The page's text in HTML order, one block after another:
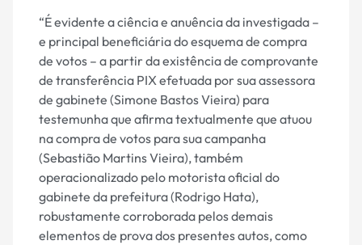
“É evidente a ciência e anuência da investigada –
e principal beneficiária do esquema de compra
de votos – a partir da existência de comprovante
de transferência PIX efetuada por sua assessora
de gabinete (Simone Bastos Vieira) para
testemunha que afirma textualmente que atuou
na compra de votos para sua campanha
(Sebastião Martins Vieira), também
operacionalizado pelo motorista oficial do
gabinete da prefeitura (Rodrigo Hata),
robustamente corroborada pelos demais
elementos de prova dos presentes autos, como